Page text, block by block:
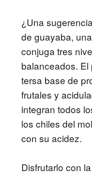
¿Una
de guayaba,
conjuga tres
balanceados.
tersa base de
frutales y
integran todos
los chiles del
con su acidez.
Disfrutarlo con